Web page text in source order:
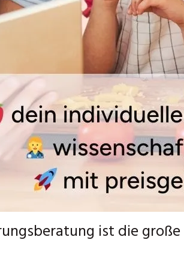
ist die große